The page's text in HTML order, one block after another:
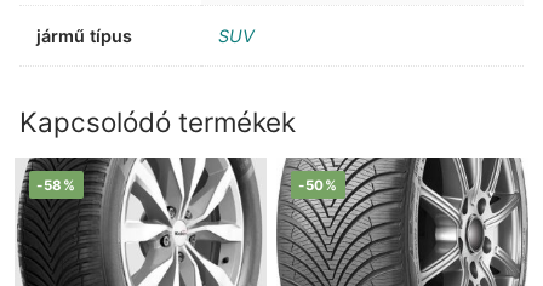
jármű típus SUV
Kapcsolódó termékek
-58% -50%